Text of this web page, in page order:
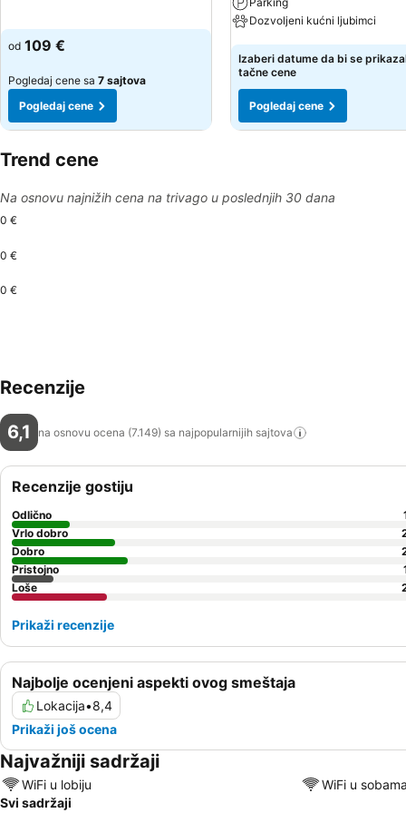
od 109 €
Pogledaj cene sa 7 sajtova
Pogledaj cene
Dozvoljeni kućni ljubimci
Pogledaj cene
Izaberi datume da bi se
tačne cene
Pogledaj cene
Trend cene
Na osnovu najnižih cena na trivago u poslednjih 30 dana
0 €
0 €
0 €
Recenzije
6,1 na osnovu ocena (7.149) sa najpopularnijih sajtova
Najbolje ocenjeni aspekti ovog smeštaja
Lokacija•8,4
Prikaži još ocena
Recenzije gostiju
Odlično
Vrlo dobro
Dobro
Pristojno
Loše
Prikaži recenzije
Najvažniji sadržaji
WiFi u lobiju
WiFi u sobama
Svi sadržaji